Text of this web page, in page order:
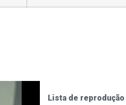
Lista de reprodução